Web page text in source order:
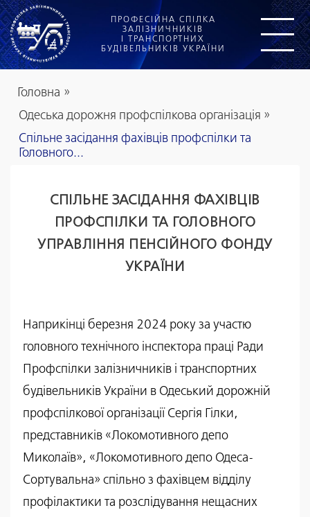
ПРОФЕСІЙНА СПІЛКА
ЗАЛІЗНИЧНИКІВ
І ТРАНСПОРТНИХ
БУДІВЕЛЬНИКІВ УКРАЇНИ
Головна »
Одеська дорожня профспілкова організація »
Спільне засідання фахівців профспілки та
Головного...
СПІЛЬНЕ ЗАСІДАННЯ ФАХІВЦІВ
ПРОФСПІЛКИ ТА ГОЛОВНОГО
УПРАВЛІННЯ ПЕНСІЙНОГО ФОНДУ
УКРАЇНИ
Наприкінці березня 2024 року за участю
головного технічного інспектора праці Ради
Профспілки залізничників і транспортних
будівельників України в Одеський дорожній
профспілкової організації Сергія Гілки,
представників «Локомотивного депо
Миколаїв», «Локомотивного депо Одеса-
Сортувальна» спільно з фахівцем відділу
профілактики та розслідування нещасних